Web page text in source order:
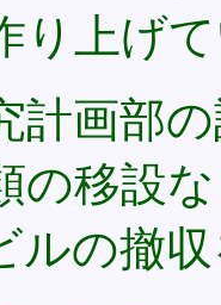
り上げ
計画部
の移設
ルの撤